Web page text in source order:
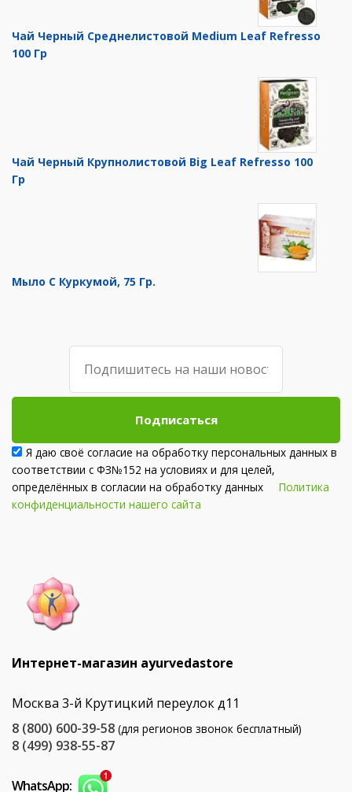
Чай Черный Среднелистовой Medium Leaf Refresso
100 Гр
Чай Черный Крупнолистовой Big Leaf Refresso 100
Гр
Мыло С Куркумой, 75 Гр.
Подписаться
Я даю своё согласие на обработку персональных данных в
соответствии с ФЗ№152 на условиях и для целей,
определённых в согласии на обработку данных Политика
конфиденциальности нашего сайта
Интернет-магазин ayurvedastore
Москва 3-й Крутицкий переулок д11
8 (800) 600-39-58 (для регионов звонок бесплатный)
8 (499) 938-55-87
WhatsApp: